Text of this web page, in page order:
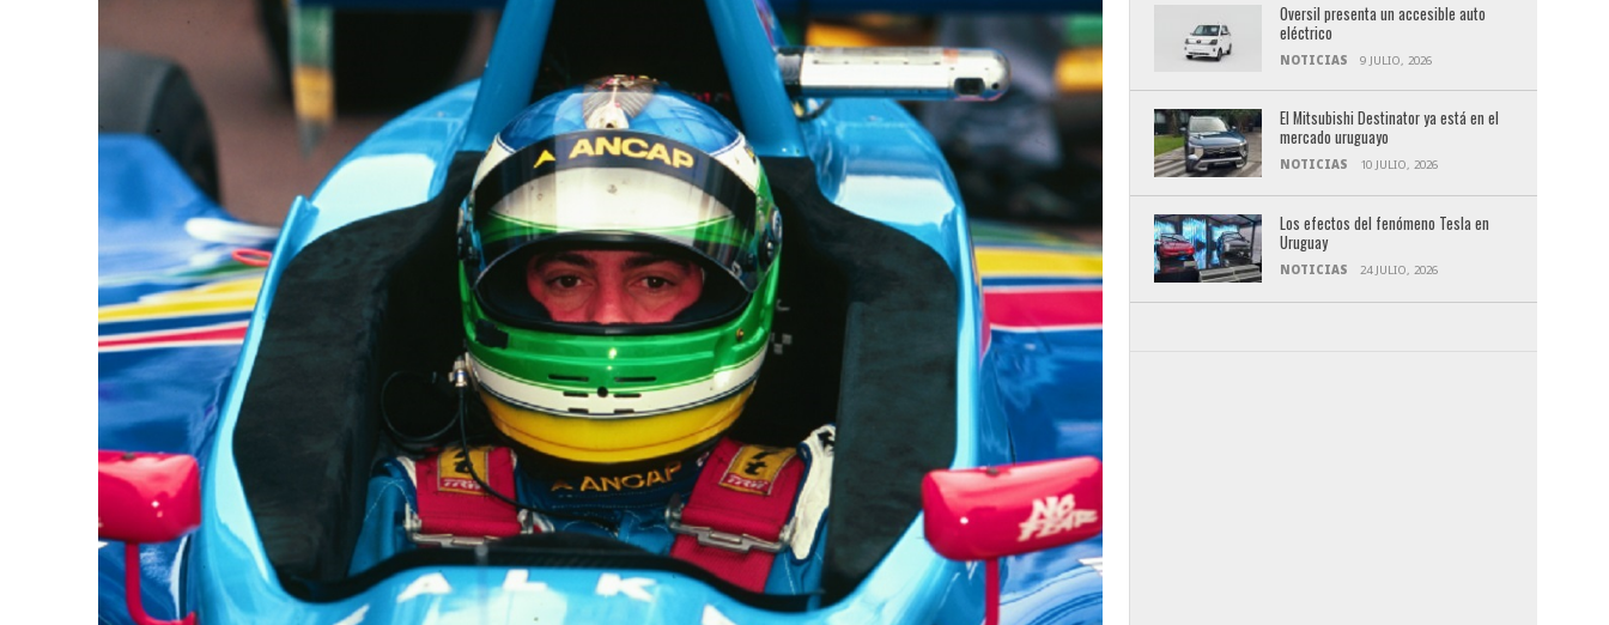
Oversil presenta un accesible auto
eléctrico
NOTICIAS 9 JULIO, 2026
El Mitsubishi Destinator ya está en el
mercado uruguayo
NOTICIAS 10 JULIO, 2026
Los efectos del fenómeno Tesla en
Uruguay
NOTICIAS 24 JULIO, 2026